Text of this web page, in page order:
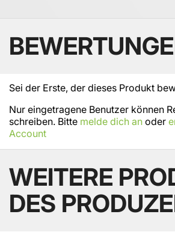
Sei der Erste, der dieses Produkt
Nur eingetragene Benutzer können
schreiben. Bitte melde dich an oder
Account
WEITERE
DES